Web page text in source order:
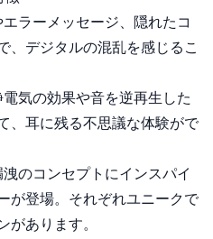
ラーメッセージ、隠れたコ
、デジタルの混乱を感じるこ
気の効果や音を逆再生した
、耳に残る不思議な体験がで
洩のコンセプトにインスパイ
が登場。それぞれユニークで
あります。